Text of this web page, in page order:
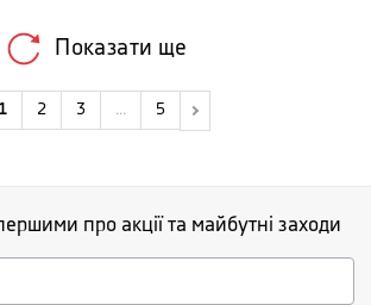
Показати ще
1 2 3 ... 5
про акції та майбутні заходи